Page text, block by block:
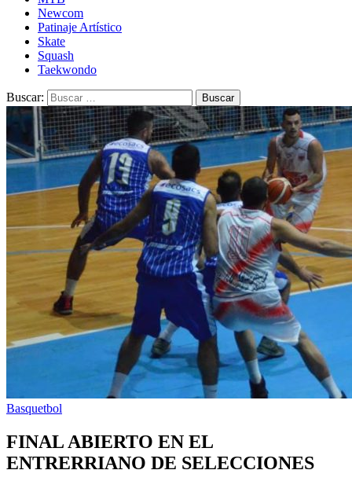
Newcom
Patinaje Artístico
Skate
Squash
Taekwondo
Buscar:
Basquetbol
FINAL ABIERTO EN EL
ENTRERRIANO DE SELECCIONES